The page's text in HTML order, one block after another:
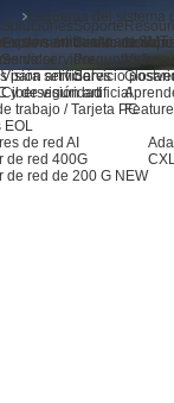
de servidor AI
de servidor
para servidores
y de visión artificial
trabajo / Tarjeta PC
EOL
de red AI
de red 400G
de red de 200 G NEW
Soluciones
Expansión de
Servidor
Visión artificial
Ciberseguridad
Soporte
Centro de
Preguntas
Servicio
Video
visión artificial para SMT